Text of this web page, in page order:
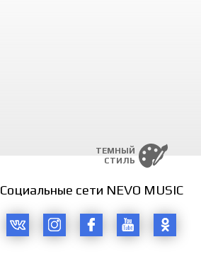
ТЕМНЫЙ
СТИЛЬ
Социальные сети NEVO MUSIC